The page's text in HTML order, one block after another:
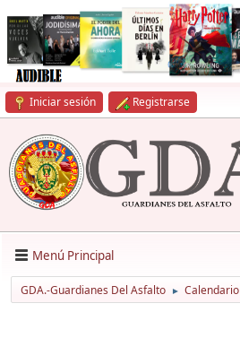
Iniciar sesión Registrarse
Menú Principal
GDA.-Guardianes Del Asfalto ► Calendario